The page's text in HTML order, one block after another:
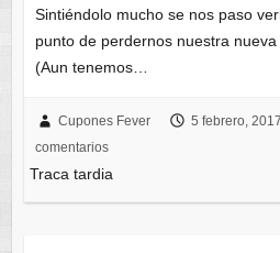
Sintiéndolo mucho se nos paso
punto de perdernos nuestra
(Aun tenemos…
Cupones Fever 5 febrero, 2017
comentarios
Traca tardia